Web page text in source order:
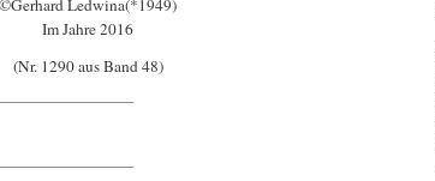
©Gerhard Ledwina(*1949)
Im Jahre 2016
(Nr. 1290 aus Band 48)